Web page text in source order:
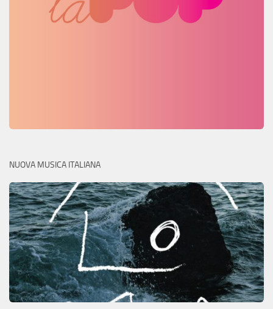
NUOVA MUSICA ITALIANA